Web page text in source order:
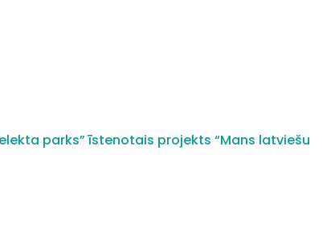
parks” īstenotais projekts “Mans latviešu